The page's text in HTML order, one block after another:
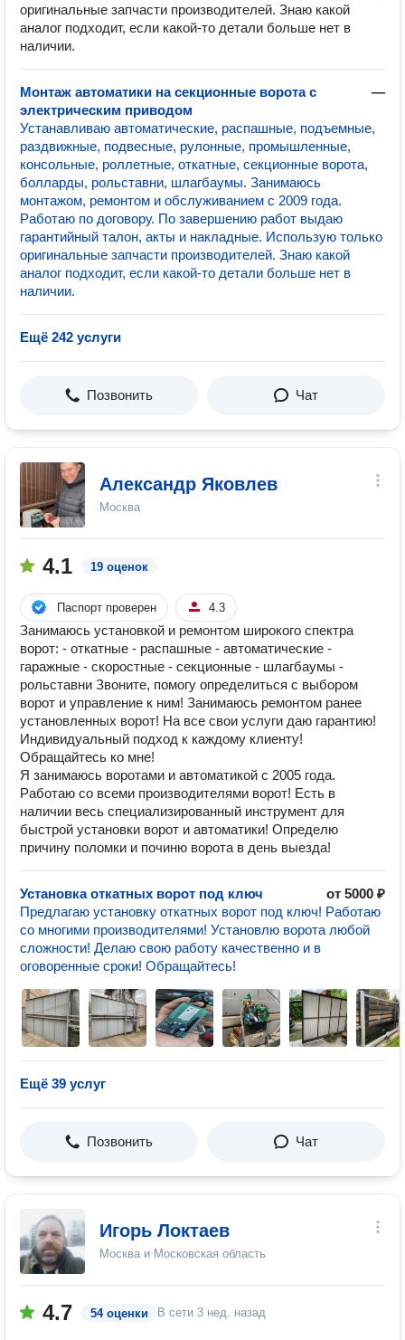
оригинальные запчасти производителей. Знаю какой
аналог подходит, если какой-то детали больше нет в
наличии.
Монтаж автоматики на секционные ворота с
электрическим приводом
—
Устанавливаю автоматические, распашные, подъемные,
раздвижные, подвесные, рулонные, промышленные,
консольные, роллетные, откатные, секционные ворота,
болларды, рольставни, шлагбаумы. Занимаюсь
монтажом, ремонтом и обслуживанием с 2009 года.
Работаю по договору. По завершению работ выдаю
гарантийный талон, акты и накладные. Использую только
оригинальные запчасти производителей. Знаю какой
аналог подходит, если какой-то детали больше нет в
наличии.
Ещё 242 услуги
Позвонить Чат
Александр Яковлев
Москва
4.1 19 оценок
Паспорт проверен 4.3
Занимаюсь установкой и ремонтом широкого спектра
ворот: - откатные - распашные - автоматические -
гаражные - скоростные - секционные - шлагбаумы -
рольставни Звоните, помогу определиться с выбором
ворот и управление к ним! Занимаюсь ремонтом ранее
установленных ворот! На все свои услуги даю гарантию!
Индивидуальный подход к каждому клиенту!
Обращайтесь ко мне!
Я занимаюсь воротами и автоматикой с 2005 года.
Работаю со всеми производителями ворот! Есть в
наличии весь специализированный инструмент для
быстрой установки ворот и автоматики! Определю
причину поломки и починю ворота в день выезда!
Установка откатных ворот под ключ
от 5000 ₽
Предлагаю установку откатных ворот под ключ! Работаю
со многими производителями! Установлю ворота любой
сложности! Делаю свою работу качественно и в
оговоренные сроки! Обращайтесь!
Ещё 39 услуг
Позвонить Чат
Игорь Локтаев
Москва и Московская область
4.7 54 оценки В сети 3 нед. назад